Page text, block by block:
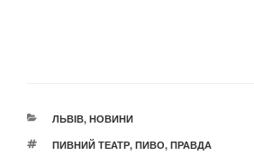
КАТЕГОРІЇ
ЛЬВІВ, НОВИНИ
ПОЗНАЧКИ
ПИВНИЙ ТЕАТР, ПИВО, ПРАВДА